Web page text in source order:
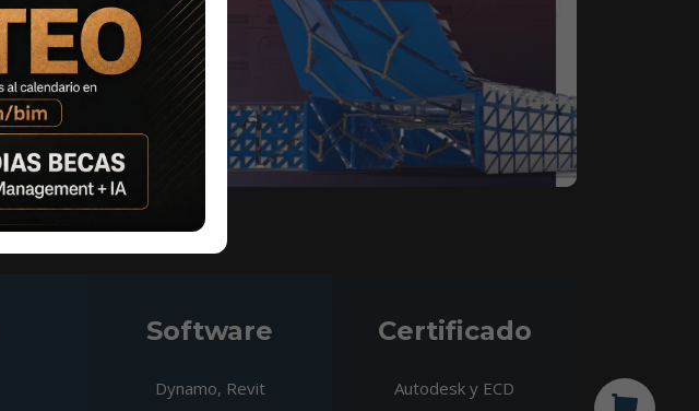
Software
Dynamo, Revit
Certificado
Autodesk y ECD